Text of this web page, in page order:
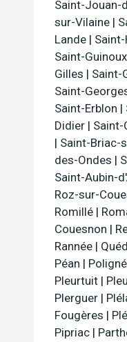
Saint-Jouan-
sur-Vilaine |
Lande |
Saint-Guinoux
Gilles | Saint-
Saint-
Saint-Erblon |
Didier | Saint-
| Saint-Briac-
des-Ondes |
Saint-Aubin-
Roz-sur-
Romillé |
Couesnon |
Rannée |
Péan | Poligné
Pleurtuit |
Plerguer |
Fougères |
Pipriac |